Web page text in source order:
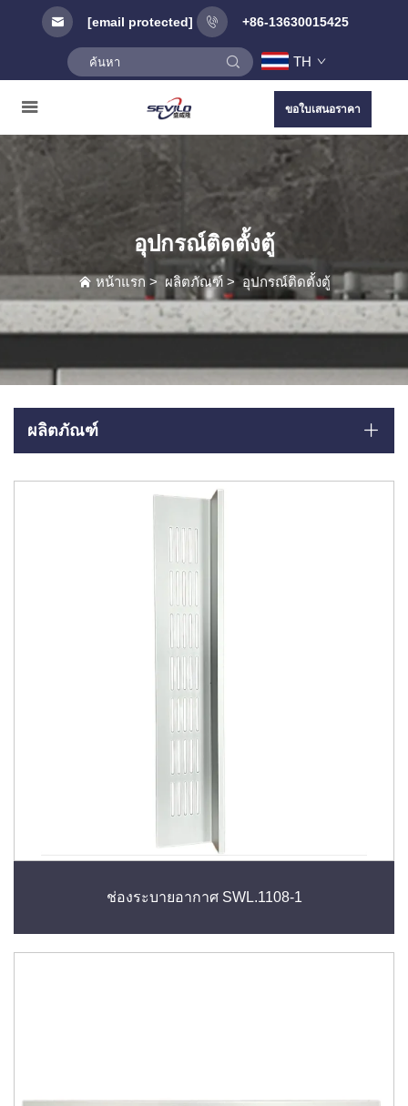
[email protected] +86-13630015425
TH
ขอใบเสนอราคา
อุปกรณ์ติดตั้งตู้
หน้าแรก > ผลิตภัณฑ์> อุปกรณ์ติดตั้งตู้
ผลิตภัณฑ์
ช่องระบายอากาศ SWL.1108-1